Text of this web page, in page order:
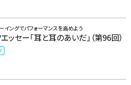
イングでパフォーマンスを高めよう
ッセー「耳と耳のあいだ」（第96回）